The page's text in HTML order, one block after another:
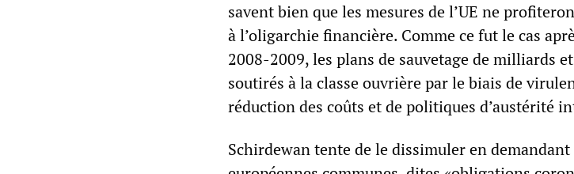
savent bien que les mesures de l’UE ne
à l’oligarchie financière. Comme ce fut le cas
2008-2009, les plans de sauvetage de milliards
soutirés à la classe ouvrière par le biais de
réduction des coûts et de politiques d’austérité
Schirdewan tente de le dissimuler en